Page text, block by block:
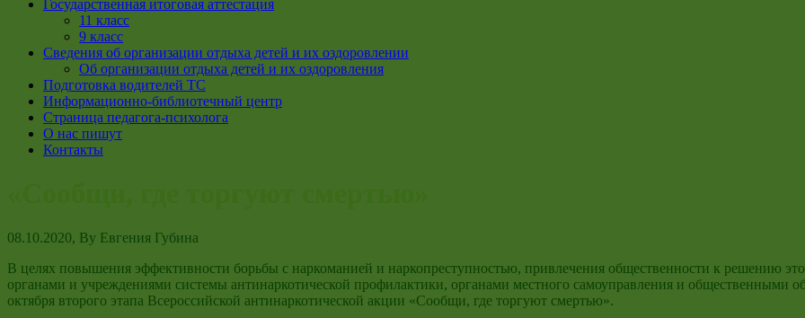
Государственная итоговая аттестация
11 класс
9 класс
Сведения об организации отдыха детей и их оздоровлении
Об организации отдыха детей и их оздоровления
Подготовка водителей ТС
Информационно-библиотечный центр
Страница педагога-психолога
О нас пишут
Контакты
08.10.2020, By Евгения Губина
В целях повышения эффективности борьбы с наркоманией и наркопреступностью, привлечения общественности к решению
органами и учреждениями системы антинаркотической профилактики, органами местного самоуправления и общественными
октября второго этапа Всероссийской антинаркотической акции «Сообщи, где торгуют смертью».